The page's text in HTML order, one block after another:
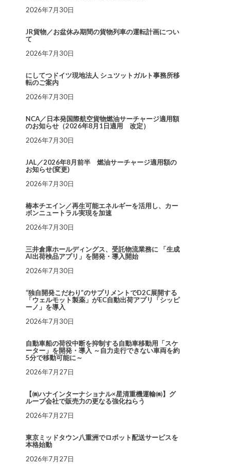
2026年7月30日
JR貨物／お盆休み期間の貨物列車の運転計画につい
て
2026年7月30日
にしてつドイツ現地法人 シュツットガルト事務所移
転のご案内
2026年7月30日
NCA／日本発国際航空貨物燃油サーチャージ適用額
のお知らせ（2026年8月1日適用 改定）
2026年7月30日
JAL／2026年8月前半 燃油サーチャージ適用額の
お知らせ(変更)
2026年7月30日
椿本チエイン／再生可能エネルギーを活用し、カー
ボンニュートラル実現を加速
2026年7月30日
三井倉庫ホールディングス、受託物流業務に 「生成
AI出荷検品アプリ」を開発・導入開始
2026年7月30日
“独自開発こだわり”のサプリメントでD2C展開する
「ウェルモット製薬」がEC自動出荷アプリ「シッピ
ーノ」を導入
2026年7月30日
自動車船の荷役中断を抑制する自動車移動用「スケ
ーター」を開発・導入 ～自力走行できない車両を約
5分で移動可能に～
2026年7月27日
【㈱ハナインターナショナル×星清重機運輸㈱】グ
ループ会社で販売力の更なる強化ねらう
2026年7月27日
東京ミッドタウン八重洲でロボット配送サービスを
本格始動
2026年7月27日